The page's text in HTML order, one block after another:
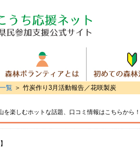
覧 ＞ 竹炭作り3月活動報告／花咲製炭
を楽しむホットな話題、 口コミ情報はこちらから！